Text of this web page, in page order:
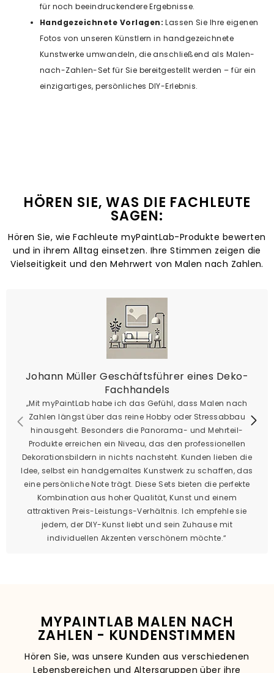
für noch beeindruckendere Ergebnisse.
Handgezeichnete Vorlagen: Lassen Sie Ihre eigenen
Fotos von unseren Künstlern in handgezeichnete
Kunstwerke umwandeln, die anschließend als Malen-
nach-Zahlen-Set für Sie bereitgestellt werden – für ein
einzigartiges, persönliches DIY-Erlebnis.
HÖREN SIE, WAS DIE FACHLEUTE
SAGEN:
Hören Sie, wie Fachleute myPaintLab-Produkte bewerten
und in ihrem Alltag einsetzen. Ihre Stimmen zeigen die
Vielseitigkeit und den Mehrwert von Malen nach Zahlen.
Johann Müller Geschäftsführer eines Deko-
Fachhandels
„Mit myPaintLab habe ich das Gefühl, dass Malen nach
Zahlen längst über das reine Hobby oder Stressabbau
hinausgeht. Besonders die Panorama- und Mehrteil-
Produkte erreichen ein Niveau, das den professionellen
Dekorationsbildern in nichts nachsteht. Kunden lieben die
Idee, selbst ein handgemaltes Kunstwerk zu schaffen, das
eine persönliche Note trägt. Diese Sets bieten die perfekte
Kombination aus hoher Qualität, Kunst und einem
attraktiven Preis-Leistungs-Verhältnis. Ich empfehle sie
jedem, der DIY-Kunst liebt und sein Zuhause mit
individuellen Akzenten verschönern möchte.“
MYPAINTLAB MALEN NACH
ZAHLEN - KUNDENSTIMMEN
Hören Sie, was unsere Kunden aus verschiedenen
Lebensbereichen und Altersgruppen über ihre